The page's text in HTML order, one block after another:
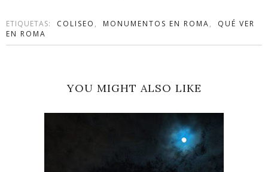
ETIQUETAS: COLISEO , MONUMENTOS EN ROMA,
QUÉ VER
EN ROMA
YOU MIGHT ALSO LIKE